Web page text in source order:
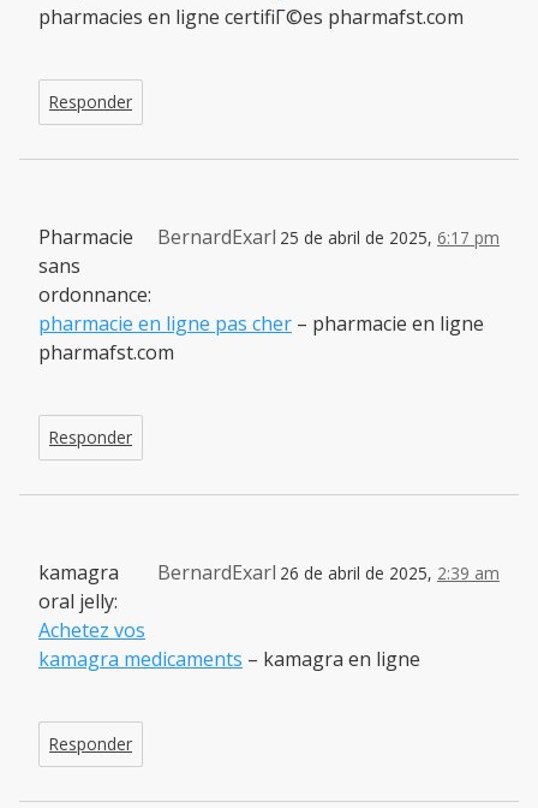
pharmacies en ligne certifiГ©es pharmafst.com
Responder
BernardExarl 25 de abril de 2025, 6:17 pm
Pharmacie
sans
ordonnance:
pharmacie en ligne pas cher – pharmacie en ligne
pharmafst.com
Responder
BernardExarl 26 de abril de 2025, 2:39 am
kamagra
oral jelly:
Achetez vos
kamagra medicaments – kamagra en ligne
Responder